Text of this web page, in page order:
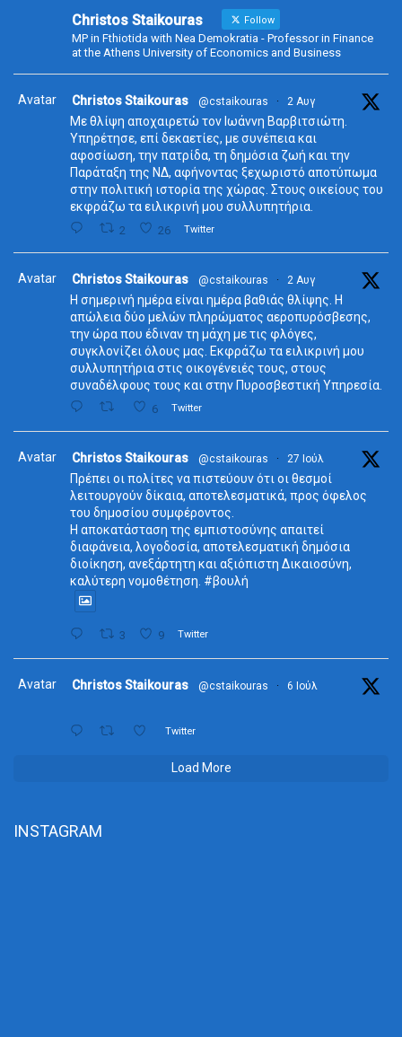
Christos Staikouras Follow
MP in Fthiotida with Nea Demokratia - Professor in Finance
at the Athens University of Economics and Business
Avatar Christos Staikouras @cstaikouras · 2 Αυγ
Με θλίψη αποχαιρετώ τον Ιωάννη Βαρβιτσιώτη.
Υπηρέτησε, επί δεκαετίες, με συνέπεια και
αφοσίωση, την πατρίδα, τη δημόσια ζωή και την
Παράταξη της ΝΔ, αφήνοντας ξεχωριστό αποτύπωμα
στην πολιτική ιστορία της χώρας. Στους οικείους του
εκφράζω τα ειλικρινή μου συλλυπητήρια.
2 26 Twitter
Avatar Christos Staikouras @cstaikouras · 2 Αυγ
Η σημερινή ημέρα είναι ημέρα βαθιάς θλίψης. Η
απώλεια δύο μελών πληρώματος αεροπυρόσβεσης,
την ώρα που έδιναν τη μάχη με τις φλόγες,
συγκλονίζει όλους μας. Εκφράζω τα ειλικρινή μου
συλλυπητήρια στις οικογένειές τους, στους
συναδέλφους τους και στην Πυροσβεστική Υπηρεσία.
6 Twitter
Avatar Christos Staikouras @cstaikouras · 27 Ιούλ
Πρέπει οι πολίτες να πιστεύουν ότι οι θεσμοί
λειτουργούν δίκαια, αποτελεσματικά, προς όφελος
του δημοσίου συμφέροντος.
Η αποκατάσταση της εμπιστοσύνης απαιτεί
διαφάνεια, λογοδοσία, αποτελεσματική δημόσια
διοίκηση, ανεξάρτητη και αξιόπιστη Δικαιοσύνη,
καλύτερη νομοθέτηση. #βουλή
3 9 Twitter
Avatar Christos Staikouras @cstaikouras · 6 Ιούλ
Twitter
Load More
INSTAGRAM